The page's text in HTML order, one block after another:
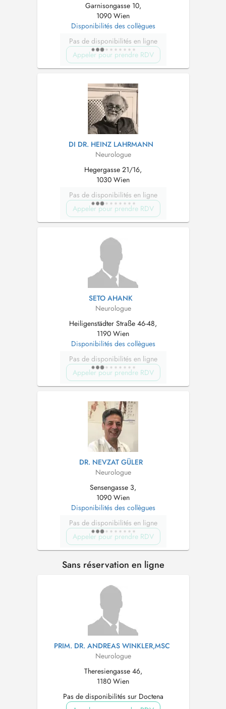
Garnisongasse 10,
1090 Wien
Disponibilités des collègues
Pas de disponibilités en ligne
Appeler pour prendre RDV
DI DR. HEINZ LAHRMANN
Neurologue
Hegergasse 21/16,
1030 Wien
Pas de disponibilités en ligne
Appeler pour prendre RDV
SETO AHANK
Neurologue
Heiligenstädter Straße 46-48,
1190 Wien
Disponibilités des collègues
Pas de disponibilités en ligne
Appeler pour prendre RDV
DR. NEVZAT GÜLER
Neurologue
Sensengasse 3,
1090 Wien
Disponibilités des collègues
Pas de disponibilités en ligne
Appeler pour prendre RDV
Sans réservation en ligne
PRIM. DR. ANDREAS WINKLER,MSC
Neurologue
Theresiengasse 46,
1180 Wien
Pas de disponibilités sur Doctena